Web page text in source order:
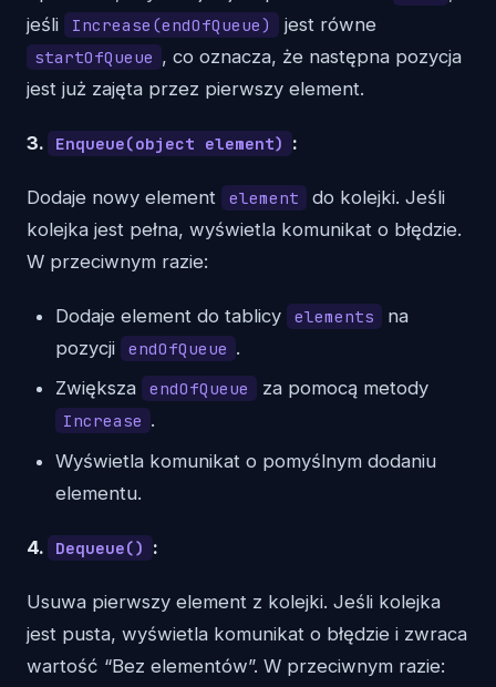
jeśli
Increase(endOfQueue) jest równe
startOfQueue , co oznacza, że następna pozycja
jest już zajęta przez pierwszy element.
3. Enqueue(object element) :
Dodaje nowy element element
do kolejki. Jeśli
kolejka jest pełna, wyświetla komunikat o błędzie.
W przeciwnym razie:
Dodaje element do tablicy elements
na
pozycji
endOfQueue .
Zwiększa
endOfQueue za pomocą metody
Increase .
Wyświetla komunikat o pomyślnym dodaniu
elementu.
4. Dequeue() :
Usuwa pierwszy element z kolejki. Jeśli kolejka
jest pusta, wyświetla komunikat o błędzie i zwraca
wartość “Bez elementów”. W przeciwnym razie: